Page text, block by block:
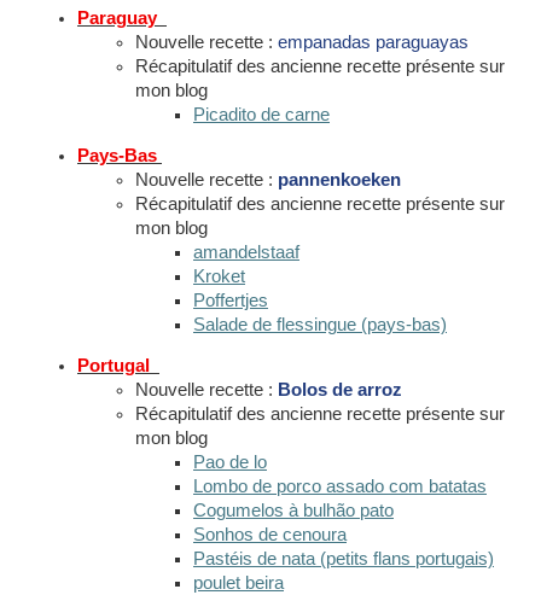
Paraguay
Nouvelle recette : empanadas paraguayas
Récapitulatif des ancienne recette présente sur
mon blog
Picadito de carne
Pays-Bas
Nouvelle recette : pannenkoeken
Récapitulatif des ancienne recette présente sur
mon blog
amandelstaaf
Kroket
Poffertjes
Salade de flessingue (pays-bas)
Portugal
Nouvelle recette : Bolos de arroz
Récapitulatif des ancienne recette présente sur
mon blog
Pao de lo
Lombo de porco assado com batatas
Cogumelos à bulhão pato
Sonhos de cenoura
Pastéis de nata (petits flans portugais)
poulet beira